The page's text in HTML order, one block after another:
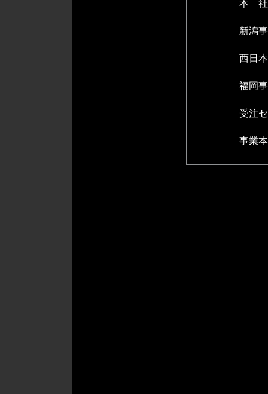
本 社
新潟
西日
福岡
受注
事業